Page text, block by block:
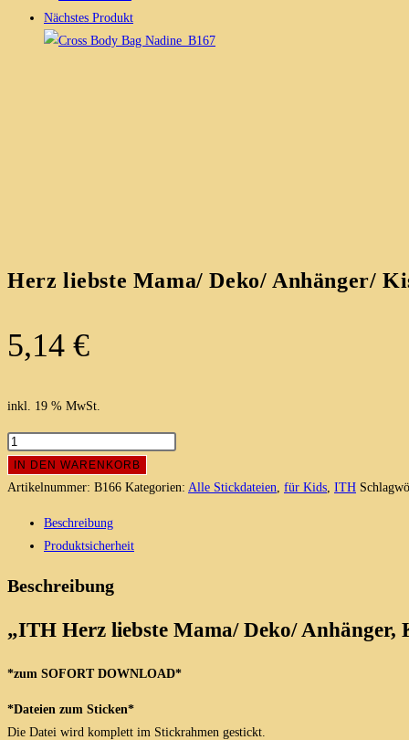
Nächstes Produkt
Herz liebste Mama/ Deko/ Anhänger/
5,14 €
inkl. 19 % MwSt.
Herz
liebste
Mama/
Anhänger/
ITH
13x18
IN DEN WARENKORB
Artikelnummer: B166 Kategorien: Alle Stickdateien für Kids ITH
Beschreibung
Produktsicherheit
Beschreibung
„ITH Herz liebste Mama/ Deko/
*zum SOFORT DOWNLOAD*
*Dateien zum Sticken*
Die Datei wird komplett im Stickrahmen gestickt.